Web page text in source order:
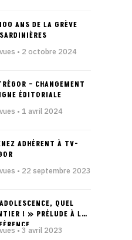
ANS DE LA GRÈVE
• 2 octobre 2024
– CHANGEMENT
ÉDITORIALE
• 1 avril 2024
ADHÉRENT À TV-
• 22 septembre 2023
QUEL
! » PRÉLUDE À LA
• 3 avril 2023